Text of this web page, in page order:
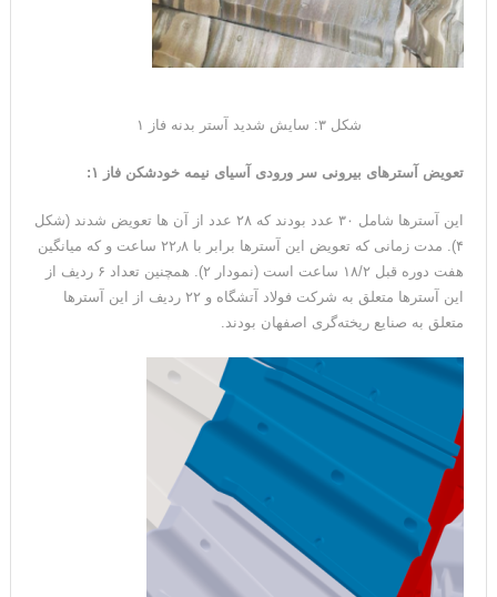
شکل ۳: سایش شدید آستر بدنه فاز ۱
تعویض آسترهای بیرونی سر ورودی آسیای نیمه خودشکن فاز ۱ :
این آسترها شامل ۳۰ عدد بودند که ۲۸ عدد از آن ها تعویض شدند (شکل
۴). مدت زمانی که تعویض این آستر‌ها برابر با ۲۲٫۸ ساعت و که میانگین
هفت دوره قبل ۱۸/۲ ساعت است (نمودار ۲). همچنین تعداد ۶ ردیف از
این آسترها متعلق به شرکت فولاد آتشگاه و ۲۲ ردیف از این آسترها
متعلق به صنایع ریخته‌گری اصفهان بودند.